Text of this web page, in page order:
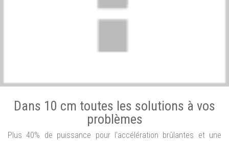
Dans 10 cm toutes les solutions à vos
problèmes
Plus 40% de puissance pour l'accélération brûlantes et une